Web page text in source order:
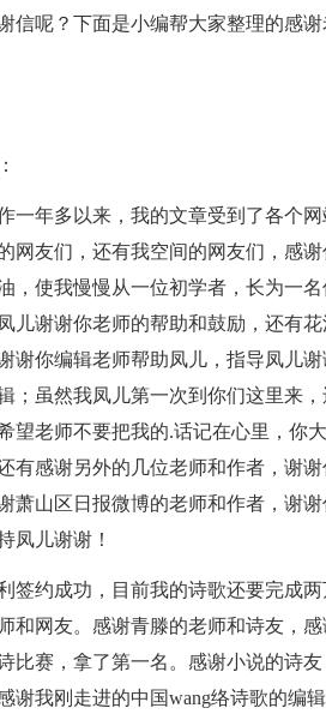
信呢？下面是小编帮大家整理的感
一年多以来，我的文章受到了各个
网友们，还有我空间的网友们，感
，使我慢慢从一位初学者，长为一
儿谢谢你老师的帮助和鼓励，还有
谢你编辑老师帮助凤儿，指导凤儿
；虽然我凤儿第一次到你们这里来
望老师不要把我的.话记在心里，你
有感谢另外的几位老师和作者，谢
萧山区日报微博的老师和作者，谢
凤儿谢谢！
签约成功，目前我的诗歌还要完成
和网友。感谢青滕的老师和诗友，
比赛，拿了第一名。感谢小说的诗
谢我刚走进的中国wang络诗歌的编